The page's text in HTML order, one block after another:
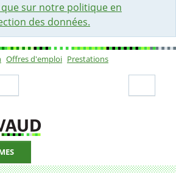
sur notre politique en
des données.
Offres d'emploi Prestations